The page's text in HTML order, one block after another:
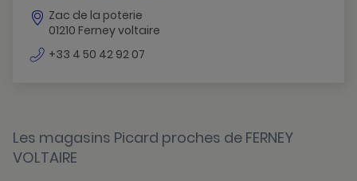
Saint-Genis-Pouilly
Thoiry
FERNEY
VOLTAIRE
Zac de la poterie
01210 Ferney voltaire
+33 4 50 42 92 07
Les magasins Picard proches de FERNEY
VOLTAIRE